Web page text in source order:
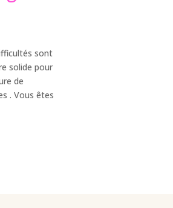
sont
solide pour
de
. Vous êtes